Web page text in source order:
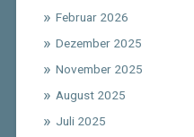
Februar 2026
Dezember 2025
November 2025
August 2025
Juli 2025